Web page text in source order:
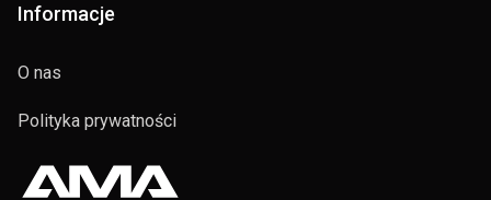
Informacje
O nas
Polityka prywatności